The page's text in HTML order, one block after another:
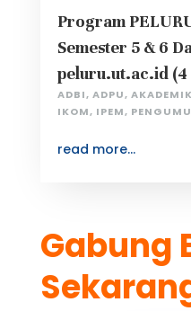
Program
Semester 5 & 6
peluru.ut.ac.id (4
ADBI, ADPU, AKADEMIK
IKOM, IPEM,
read more...
Gabung